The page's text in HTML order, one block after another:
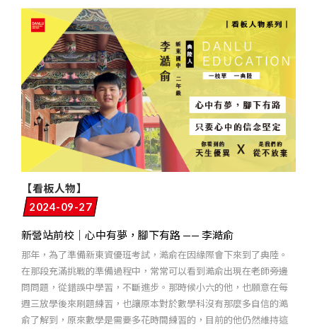
【看板人物】
2024-09-27
新營站前校｜心中有夢，腳下有路 —— 李澔俞
那年，為了準備新東資優班考試，澔俞在因緣際會下來到了典陸。
在那段充滿挑戰的準備過程中，常常可以看到澔俞出現在老師旁邊
問問題，從錯誤中學習，不斷進步。那時候小六的他，也願意在每
週三放學後來刷題練習，也讓原本對於數學科沒有那麼多自信的澔
俞了解到，原來數學是需要多花時間練習的，目前的他仍然維持這